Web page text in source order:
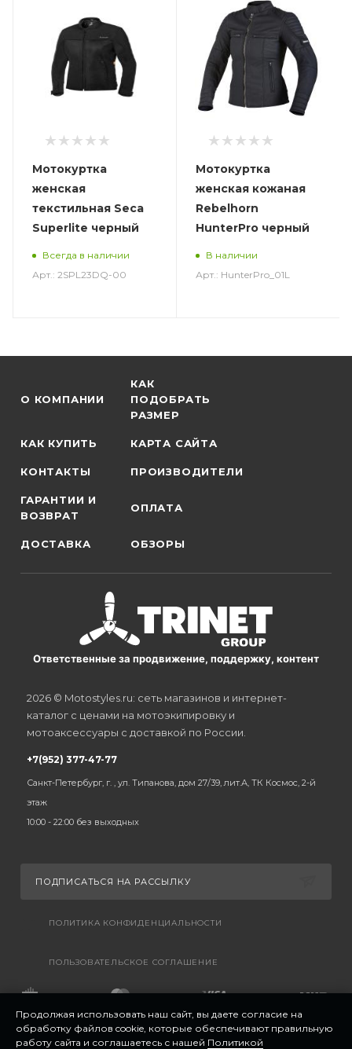
Мотокуртка
женская
текстильная Seca
Superlite черный
Всегда в наличии
Арт.: 2SPL23DQ-00
Мотокуртка
женская кожаная
Rebelhorn
HunterPro черный
В наличии
Арт.: HunterPro_01L
О КОМПАНИИ
КАК
ПОДОБРАТЬ
РАЗМЕР
КАК КУПИТЬ КАРТА САЙТА
КОНТАКТЫ ПРОИЗВОДИТЕЛИ
ГАРАНТИИ И
ВОЗВРАТ
ОПЛАТА
ДОСТАВКА ОБЗОРЫ
Ответственные за продвижение, поддержку, контент
2026 © Motostyles.ru: сеть магазинов и интернет-
каталог с ценами на мотоэкипировку и
мотоаксессуары с доставкой по России.
+7(952) 377-47-77
Санкт-Петербург, г. , ул. Типанова, дом 27/39, лит.А, ТК Космос, 2-й
этаж
10:00 - 22:00 без выходных
ПОДПИСАТЬСЯ НА РАССЫЛКУ
ПОЛИТИКА КОНФИДЕНЦИАЛЬНОСТИ
ПОЛЬЗОВАТЕЛЬСКОЕ СОГЛАШЕНИЕ
Продолжая использовать наш сайт, вы даете согласие на
обработку файлов cookie, которые обеспечивают правильную
работу сайта и соглашаетесь с нашей Политикой